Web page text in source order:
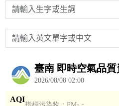
請輸入生字或生詞
請輸入英文單字或中文